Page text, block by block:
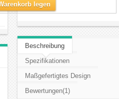
legen
Beschreibung
Spezifikationen
Maßgefertigtes Design
Bewertungen(1)